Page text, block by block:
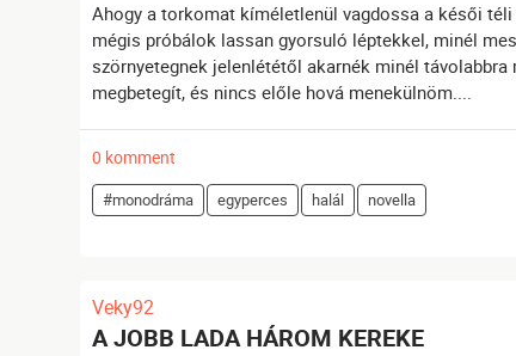
Ahogy a torkomat kíméletlenül vagdossa a késői
mégis próbálok lassan gyorsuló léptekkel, minél
szörnyetegnek jelenlététől akarnék minél
megbetegít, és nincs előle hová menekülnöm....
0 komment
#monodráma egyperces halál novella
Veky92
A JOBB LADA HÁROM KEREKE